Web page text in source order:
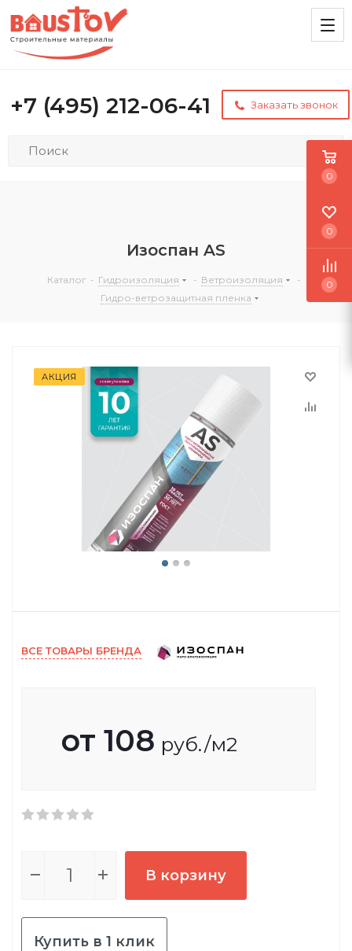
+7 (495) 212-06-41 Заказать звонок
Изоспан AS
Каталог - Гидроизоляция - Ветроизоляция
-
Гидро-ветрозащитная пленка
АКЦИЯ
ВСЕ ТОВАРЫ БРЕНДА
от 108 руб./м2
В корзину
Купить в 1 клик
0
0
0